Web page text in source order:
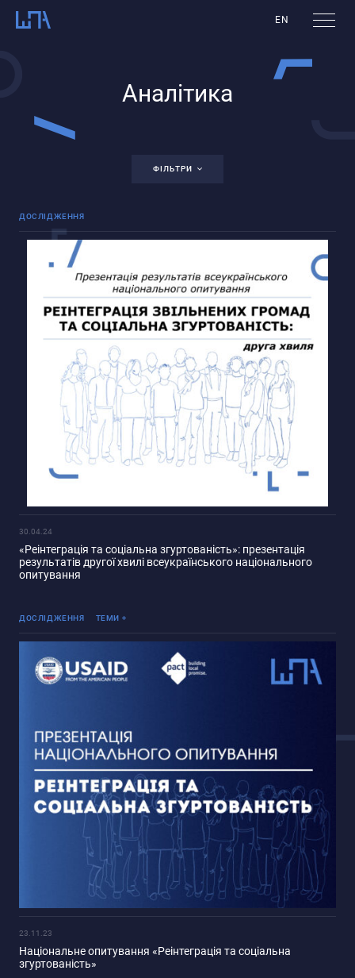
EN
Аналітика
ФІЛЬТРИ
ДОСЛІДЖЕННЯ
30.04.24
«Реінтеграція та соціальна згуртованість»: презентація
результатів другої хвилі всеукраїнського національного
опитування
ДОСЛІДЖЕННЯ ТЕМИ
Реінтеграція ТОТ
23.11.23
Національне опитування «Реінтеграція та соціальна
згуртованість»